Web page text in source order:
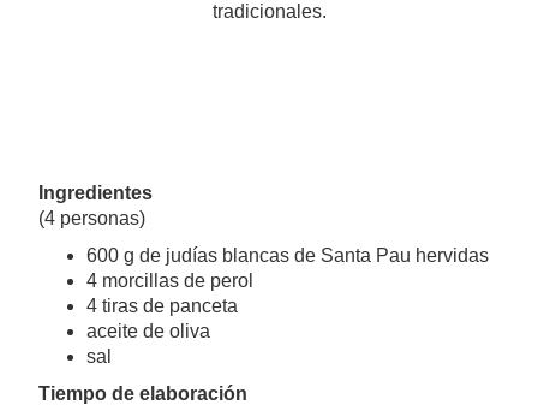
tradicionales.
Ingredientes
(4 personas)
600 g de judías blancas de Santa Pau hervidas
4 morcillas de perol
4 tiras de panceta
aceite de oliva
sal
Tiempo de elaboración